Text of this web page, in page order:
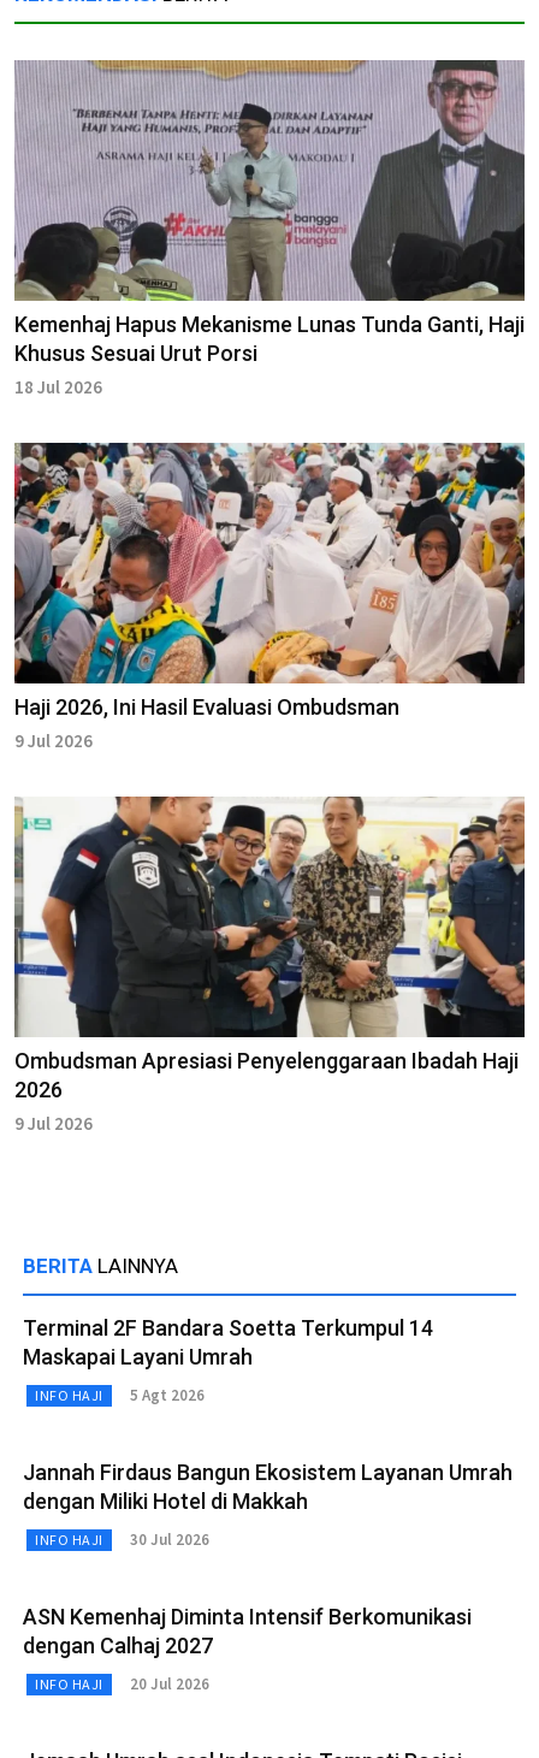
Kemenhaj Hapus Mekanisme Lunas Tunda Ganti, Haji
Khusus Sesuai Urut Porsi
18 Jul 2026
Haji 2026, Ini Hasil Evaluasi Ombudsman
9 Jul 2026
Ombudsman Apresiasi Penyelenggaraan Ibadah Haji
2026
9 Jul 2026
BERITA LAINNYA
Terminal 2F Bandara Soetta Terkumpul 14
Maskapai Layani Umrah
INFO HAJI 5 Agt 2026
Jannah Firdaus Bangun Ekosistem Layanan Umrah
dengan Miliki Hotel di Makkah
INFO HAJI 30 Jul 2026
ASN Kemenhaj Diminta Intensif Berkomunikasi
dengan Calhaj 2027
INFO HAJI 20 Jul 2026